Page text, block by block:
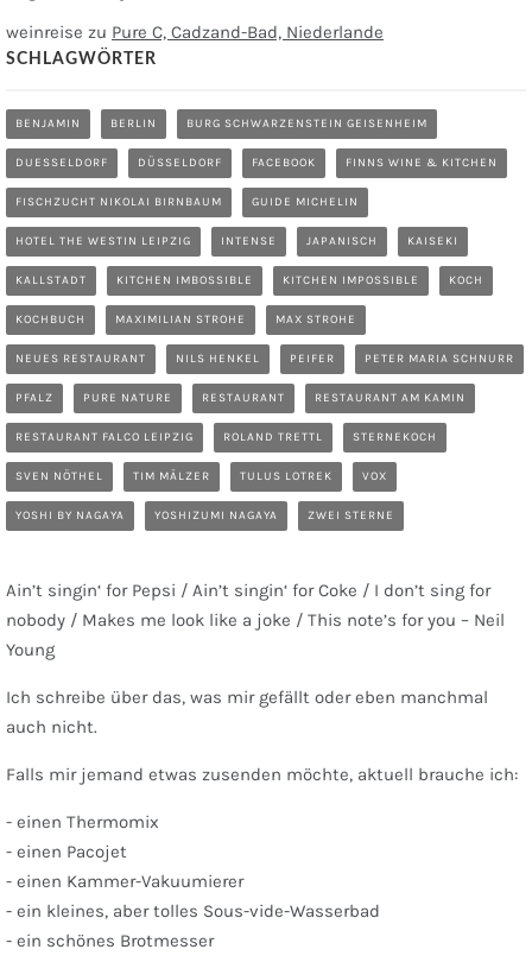
weinreise zu Pure C, Cadzand-Bad, Niederlande
SCHLAGWÖRTER
BENJAMIN BERLIN BURG SCHWARZENSTEIN GEISENHEIM
DUESSELDORF DÜSSELDORF FACEBOOK FINNS WINE & KITCHEN
FISCHZUCHT NIKOLAI BIRNBAUM GUIDE MICHELIN
HOTEL THE WESTIN LEIPZIG INTENSE JAPANISCH KAISEKI
KALLSTADT KITCHEN IMBOSSIBLE KITCHEN IMPOSSIBLE KOCH
KOCHBUCH MAXIMILIAN STROHE MAX STROHE
NEUES RESTAURANT NILS HENKEL PEIFER PETER MARIA SCHNURR
PFALZ PURE NATURE RESTAURANT RESTAURANT AM KAMIN
RESTAURANT FALCO LEIPZIG ROLAND TRETTL STERNEKOCH
SVEN NÖTHEL TIM MÄLZER TULUS LOTREK VOX
YOSHI BY NAGAYA YOSHIZUMI NAGAYA ZWEI STERNE
Ain’t singin‘ for Pepsi / Ain’t singin‘ for Coke / I don’t sing for
nobody / Makes me look like a joke / This note’s for you – Neil
Young
Ich schreibe über das, was mir gefällt oder eben manchmal
auch nicht.
Falls mir jemand etwas zusenden möchte, aktuell brauche ich:
- einen Thermomix
- einen Pacojet
- einen Kammer-Vakuumierer
- ein kleines, aber tolles Sous-vide-Wasserbad
- ein schönes Brotmesser